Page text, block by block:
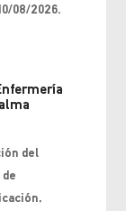
08/2026.
del